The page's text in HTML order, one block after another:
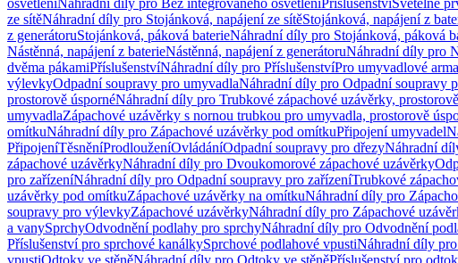
osvětleníNáhradní díly pro Bez integrovaného osvětleníPříslušenstvíSvětelné
ze sítěNáhradní díly pro Stojánková, napájení ze sítěStojánková, napájení z
z generátoruStojánková, páková baterieNáhradní díly pro Stojánková, páková
Nástěnná, napájení z baterieNástěnná, napájení z generátoruNáhradní díly pro
dvěma pákamiPříslušenstvíNáhradní díly pro PříslušenstvíPro umyvadlové
výlevkyOdpadní soupravy pro umyvadlaNáhradní díly pro Odpadní soupravy
prostorově úspornéNáhradní díly pro Trubkové zápachové uzávěrky,
umyvadlaZápachové uzávěrky s nornou trubkou pro umyvadla, prostorově
omítkuNáhradní díly pro Zápachové uzávěrky pod omítkuPřipojení umyvadel
PřipojeníTěsněníProdlouženíOvládáníOdpadní soupravy pro dřezyNáhradní
zápachové uzávěrkyNáhradní díly pro Dvoukomorové zápachové uzávěrky
pro zařízeníNáhradní díly pro Odpadní soupravy pro zařízeníTrubkové
uzávěrky pod omítkuZápachové uzávěrky na omítkuNáhradní díly pro
soupravy pro výlevkyZápachové uzávěrkyNáhradní díly pro Zápachové
a vanySprchyOdvodnění podlahy pro sprchyNáhradní díly pro Odvodnění
Příslušenství pro sprchové kanálkySprchové podlahové vpustiNáhradní díly
vpustiOdtoky ve stěněNáhradní díly pro Odtoky ve stěněPříslušenství pro